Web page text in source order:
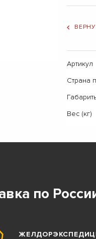
Артикул
Страна
Вес (кг)
по